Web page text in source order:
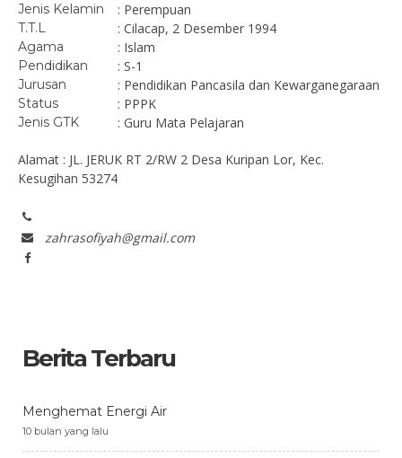
Jenis Kelamin : Perempuan
T.T.L : Cilacap, 2 Desember 1994
Agama : Islam
Pendidikan : S-1
Jurusan : Pendidikan Pancasila dan Kewarganegaraan
Status : PPPK
Jenis GTK : Guru Mata Pelajaran
Alamat : JL. JERUK RT 2/RW 2 Desa Kuripan Lor, Kec.
Kesugihan 53274
zahrasofiyah@gmail.com
Berita Terbaru
Menghemat Energi Air
10 bulan yang lalu